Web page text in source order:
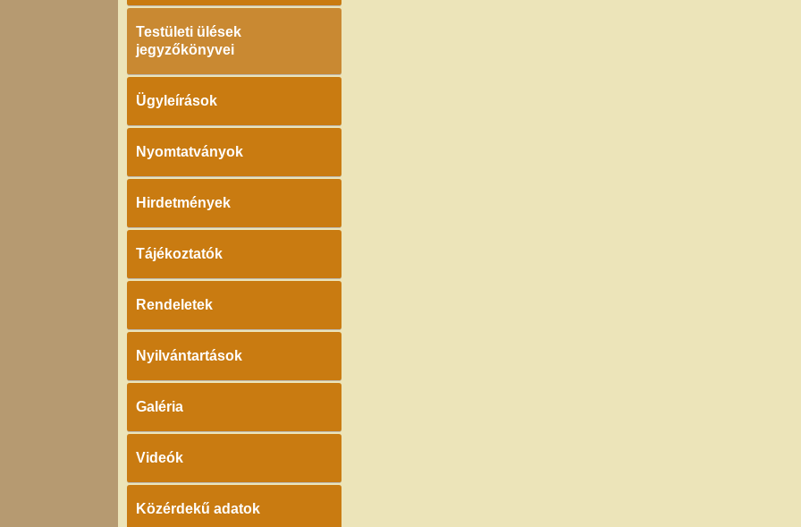
Testületi ülések
jegyzőkönyvei
Ügyleírások
Nyomtatványok
Hirdetmények
Tájékoztatók
Rendeletek
Nyilvántartások
Galéria
Videók
Közérdekű adatok